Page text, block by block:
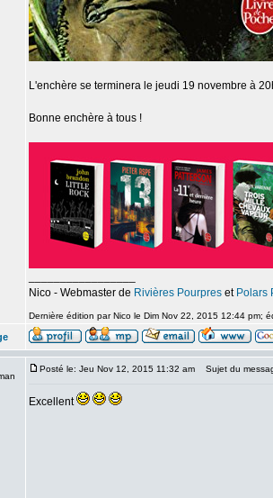
L'enchère se terminera le jeudi 19 novembre à
Bonne enchère à tous !
Nico - Webmaster de Rivières Pourpres et Polars
Dernière édition par Nico le Dim Nov 22, 2015 12:44 pm;
Posté le: Jeu Nov 12, 2015 11:32 am Sujet du
Excellent